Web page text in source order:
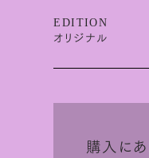
EDITION
オリジナル
購入に